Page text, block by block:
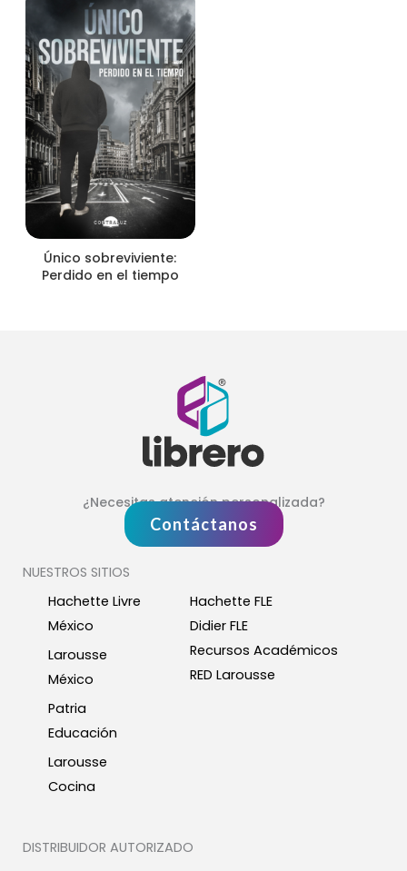
Único sobreviviente:
Perdido en el tiempo
¿Necesitas atención personalizada?
Contáctanos
NUESTROS SITIOS
Hachette Livre
México
Larousse
México
Patria
Educación
Larousse
Cocina
Hachette FLE
Didier FLE
Recursos Académicos
RED Larousse
DISTRIBUIDOR AUTORIZADO